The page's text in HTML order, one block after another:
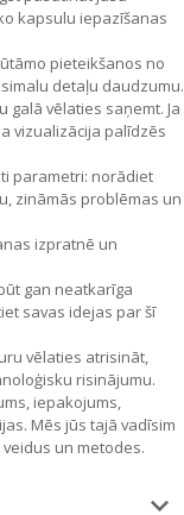
kapsulu iepazīšanas
pieteikšanos no
detaļu daudzumu.
galā vēlaties saņemt. Ja
vizualizācija palīdzēs
parametri: norādiet
zināmās problēmas un
izpratnē un
gan neatkarīga
savas idejas par šī
vēlaties atrisināt,
risinājumu.
iepakojums,
Mēs jūs tajā vadīsim
un metodes.